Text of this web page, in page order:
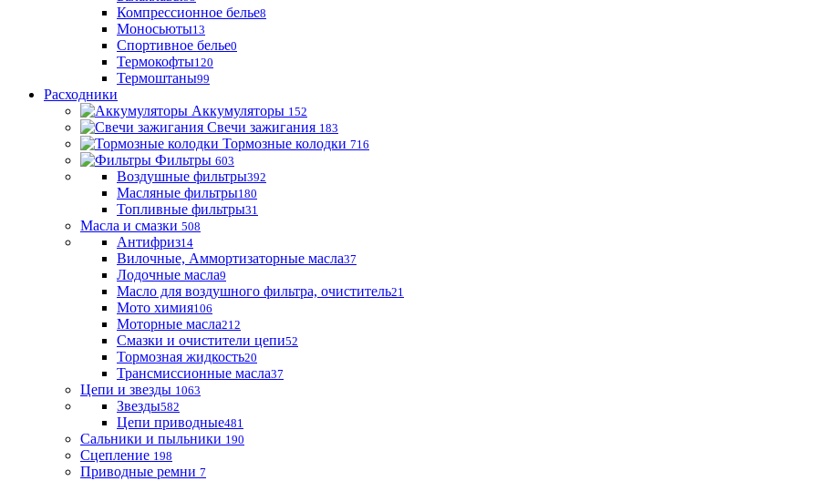
Компрессионное белье8
Моносьюты13
Спортивное белье0
Термокофты120
Термоштаны99
Расходники
Аккумуляторы 152
Свечи зажигания 183
Тормозные колодки 716
Фильтры 603
Воздушные фильтры392
Масляные фильтры180
Топливные фильтры31
Масла и смазки 508
Антифриз14
Вилочные, Аммортизаторные масла37
Лодочные масла9
Масло для воздушного фильтра, очиститель21
Мото химия106
Моторные масла212
Смазки и очистители цепи52
Тормозная жидкость20
Трансмиссионные масла37
Цепи и звезды 1063
Звезды582
Цепи приводные481
Сальники и пыльники 190
Сцепление 198
Приводные ремни 7